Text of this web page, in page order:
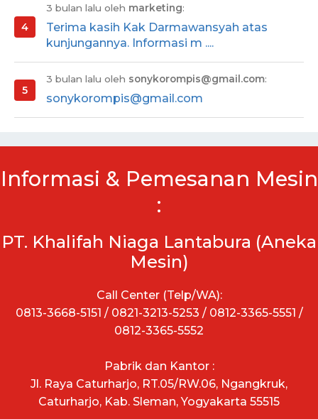
3 bulan lalu oleh marketing:
Terima kasih Kak Darmawansyah atas
kunjungannya. Informasi m ....
3 bulan lalu oleh sonykorompis@gmail.com:
sonykorompis@gmail.com
Informasi & Pemesanan Mesin
:
PT. Khalifah Niaga Lantabura (Aneka
Mesin)
Call Center (Telp/WA):
0813-3668-5151 / 0821-3213-5253 / 0812-3365-5551 /
0812-3365-5552
Pabrik dan Kantor :
Jl. Raya Caturharjo, RT.05/RW.06, Ngangkruk,
Caturharjo, Kab. Sleman, Yogyakarta 55515